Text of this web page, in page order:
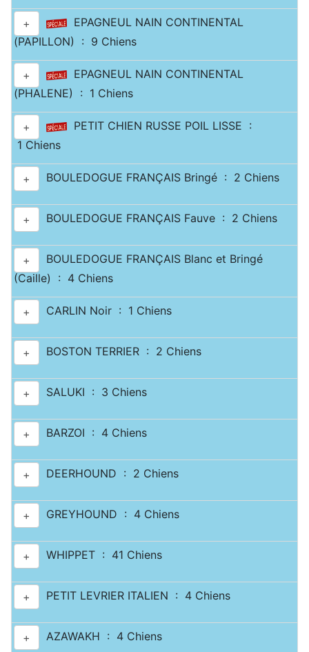
+
EPAGNEUL NAIN CONTINENTAL
(PAPILLON) : 9 Chiens
+
EPAGNEUL NAIN CONTINENTAL
(PHALENE) : 1 Chiens
+
PETIT CHIEN RUSSE POIL LISSE :
1 Chiens
+ BOULEDOGUE FRANÇAIS Bringé : 2 Chiens
+ BOULEDOGUE FRANÇAIS Fauve : 2 Chiens
+
BOULEDOGUE FRANÇAIS Blanc et Bringé
(Caille) : 4 Chiens
+ CARLIN Noir : 1 Chiens
+ BOSTON TERRIER : 2 Chiens
+ SALUKI : 3 Chiens
+ BARZOI : 4 Chiens
+ DEERHOUND : 2 Chiens
+ GREYHOUND : 4 Chiens
+ WHIPPET : 41 Chiens
+ PETIT LEVRIER ITALIEN : 4 Chiens
+ AZAWAKH : 4 Chiens